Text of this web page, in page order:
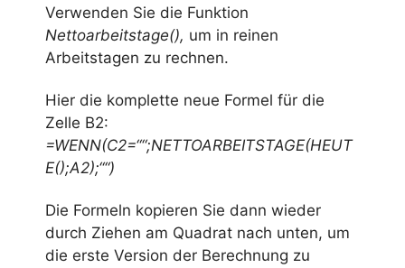
Verwenden Sie die Funktion
Nettoarbeitstage(), um in reinen
Arbeitstagen zu rechnen.
Hier die komplette neue Formel für die
Zelle B2:
=WENN(C2=““;NETTOARBEITSTAGE(HEUT
E();A2);““)
Die Formeln kopieren Sie dann wieder
durch Ziehen am Quadrat nach unten, um
die erste Version der Berechnung zu